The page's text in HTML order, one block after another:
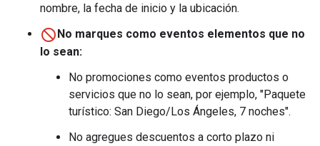
nombre, la fecha de inicio y la ubicación.
No marques como eventos elementos que no
lo sean:
No promociones como eventos productos o
servicios que no lo sean, por ejemplo, "Paquete
turístico: San Diego/Los Ángeles, 7 noches".
No agregues descuentos a corto plazo ni